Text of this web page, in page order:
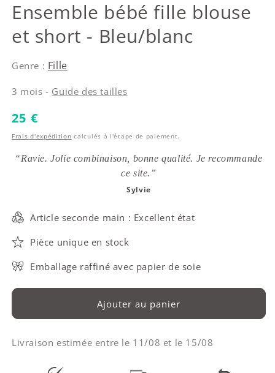
IKKS
Ensemble bébé fille blouse
et short - Bleu/blanc
Genre : Fille
3 mois - Guide des tailles
Prix habituel
25 €
Frais d'expédition calculés à l'étape de paiement.
“Ravie. Jolie combinaison, bonne qualité. Je recommande
ce site.”
Sylvie
Article seconde main : Excellent état
Pièce unique en stock
Emballage raffiné avec papier de soie
Ajouter au panier
Livraison estimée entre le 11/08 et le 15/08